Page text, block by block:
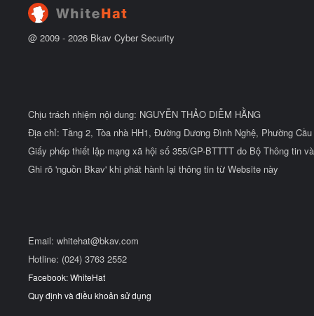
u
@ 2009 - 2026 Bkav Cyber Security
Chịu trách nhiệm nội dung: NGUYỄN THẢO DIỄM HẰNG
Địa chỉ: Tầng 2, Tòa nhà HH1, Đường Dương Đình Nghệ, Phường
Giấy phép thiết lập mạng xã hội số 355/GP-BTTTT do Bộ Thông tin
Ghi rõ 'nguồn Bkav' khi phát hành lại thông tin từ Website này
Email: whitehat@bkav.com
Hotline: (024) 3763 2552
Facebook: WhiteHat
Quy định và điều khoản sử dụng